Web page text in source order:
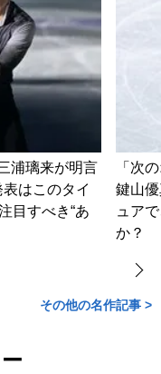
浦璃来が明言
はこのタイ
目すべき“あ
「次
鍵山
ュア
か？
その他の名作記事 >